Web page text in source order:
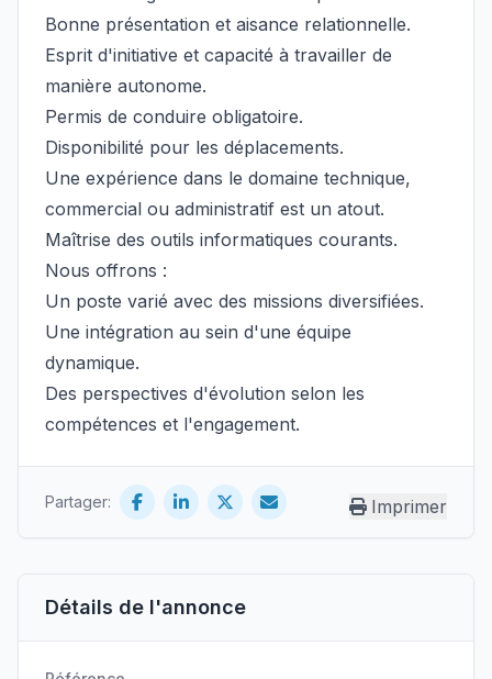
Détails de l'annonce
Bonne présentation et aisance relationnelle.
Esprit d'initiative et capacité à travailler de
manière autonome.
Permis de conduire obligatoire.
Disponibilité pour les déplacements.
Une expérience dans le domaine technique,
commercial ou administratif est un atout.
Maîtrise des outils informatiques courants.
Nous offrons :
Un poste varié avec des missions diversifiées.
Une intégration au sein d'une équipe
dynamique.
Des perspectives d'évolution selon les
compétences et l'engagement.
Partager: Imprimer